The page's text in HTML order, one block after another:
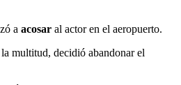
a acosar al actor en el aeropuerto.
multitud, decidió abandonar el